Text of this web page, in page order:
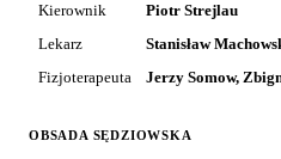
Kierownik
Piotr Strejlau
Lekarz
Stanisław
Fizjoterapeuta
Jerzy Somow,
OBSADA SĘDZIOWSKA